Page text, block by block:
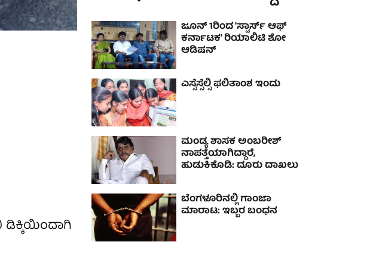
ಡಿಕ್ಕಿಯಿಂದಾಗಿ
ಜೂನ್ 1ರಿಂದ 'ಸ್ಟಾರ್ಸ್ ಆಫ್
ಕರ್ನಾಟಕ' ರಿಯಾಲಿಟಿ ಶೋ
ಆಡಿಷನ್
ಎಸ್ಸೆಸ್ಸೆಲ್ಸಿ ಫಲಿತಾಂಶ ಇಂದು
ಮಂಡ್ಯ ಶಾಸಕ ಅಂಬರೀಶ್
ನಾಪತ್ತೆಯಾಗಿದ್ದಾರೆ,
ಹುಡುಕಿಕೊಡಿ: ದೂರು ದಾಖಲು
ಬೆಂಗಳೂರಿನಲ್ಲಿ ಗಾಂಜಾ
ಮಾರಾಟ: ಇಬ್ಬರ ಬಂಧನ